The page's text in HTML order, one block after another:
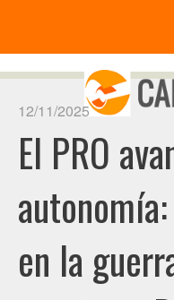
12/11/2025
El PRO
en la